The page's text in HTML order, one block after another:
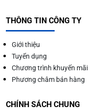
THÔNG TIN CÔNG TY
Giới thiệu
Tuyển dụng
Chương trình khuyến mãi
Phương châm bán hàng
CHÍNH SÁCH CHUNG